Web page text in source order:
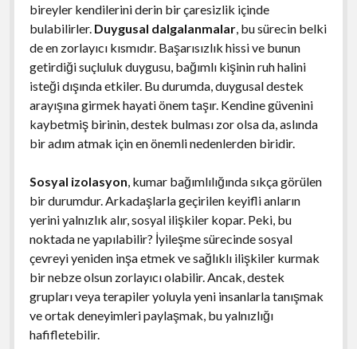
bireyler kendilerini derin bir çaresizlik içinde
bulabilirler. Duygusal dalgalanmalar, bu sürecin belki
de en zorlayıcı kısmıdır. Başarısızlık hissi ve bunun
getirdiği suçluluk duygusu, bağımlı kişinin ruh halini
isteği dışında etkiler. Bu durumda, duygusal destek
arayışına girmek hayati önem taşır. Kendine güvenini
kaybetmiş birinin, destek bulması zor olsa da, aslında
bir adım atmak için en önemli nedenlerden biridir.
Sosyal izolasyon, kumar bağımlılığında sıkça görülen
bir durumdur. Arkadaşlarla geçirilen keyifli anların
yerini yalnızlık alır, sosyal ilişkiler kopar. Peki, bu
noktada ne yapılabilir? İyileşme sürecinde sosyal
çevreyi yeniden inşa etmek ve sağlıklı ilişkiler kurmak
bir nebze olsun zorlayıcı olabilir. Ancak, destek
grupları veya terapiler yoluyla yeni insanlarla tanışmak
ve ortak deneyimleri paylaşmak, bu yalnızlığı
hafifletebilir.